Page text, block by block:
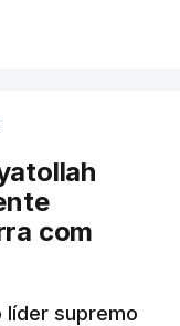
com
líder supremo